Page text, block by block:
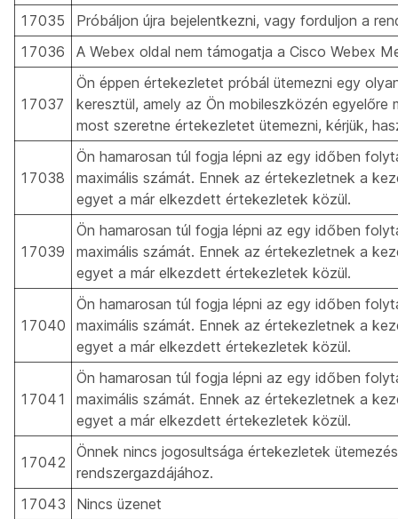
17035
Próbáljon újra bejelentkezni, vagy forduljon a
17036
A Webex oldal nem támogatja a Cisco Webex
17037
Ön éppen értekezletet próbál ütemezni egy
keresztül, amely az Ön mobileszközén egyelőre
most szeretne értekezletet ütemezni, kérjük,
17038
Ön hamarosan túl fogja lépni az egy időben
maximális számát. Ennek az értekezletnek a
egyet a már elkezdett értekezletek közül.
17039
Ön hamarosan túl fogja lépni az egy időben
maximális számát. Ennek az értekezletnek a
egyet a már elkezdett értekezletek közül.
17040
Ön hamarosan túl fogja lépni az egy időben
maximális számát. Ennek az értekezletnek a
egyet a már elkezdett értekezletek közül.
17041
Ön hamarosan túl fogja lépni az egy időben
maximális számát. Ennek az értekezletnek a
egyet a már elkezdett értekezletek közül.
17042
Önnek nincs jogosultsága értekezletek
rendszergazdájához.
17043
Nincs üzenet